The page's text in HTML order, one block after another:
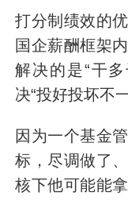
打分制绩效的
国企薪酬框架
解决的是“干
决“投好投坏不
因为一个基金
标，尽调做了
核下他可能能